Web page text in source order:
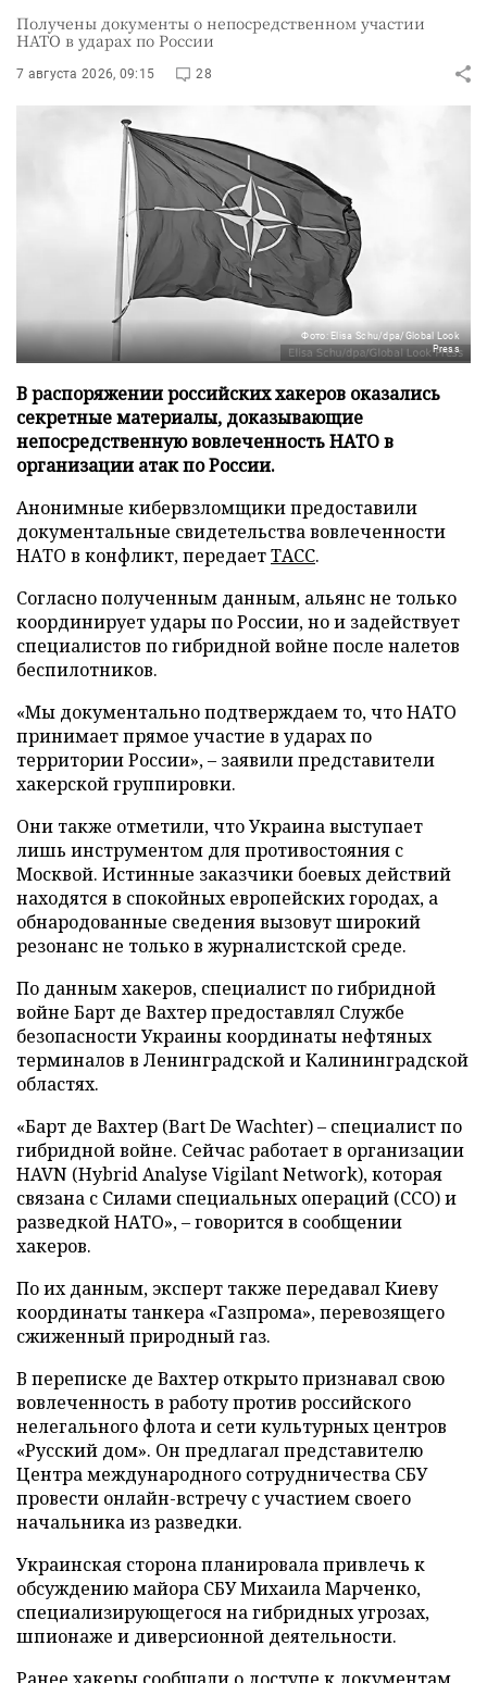
Получены документы о непосредственном участии
НАТО в ударах по России
7 августа 2026, 09:15 28
Фото: Elisa Schu/dpa/Global Look
Press
В распоряжении российских хакеров оказались
секретные материалы, доказывающие
непосредственную вовлеченность НАТО в
организации атак по России.
Анонимные кибервзломщики предоставили
документальные свидетельства вовлеченности
НАТО в конфликт, передаетТАСС.
Согласно полученным данным, альянс не только
координирует удары по России, но и задействует
специалистов по гибридной войне после налетов
беспилотников.
«Мы документально подтверждаем то, что НАТО
принимает прямое участие в ударах по
территории России», – заявили представители
хакерской группировки.
Они также отметили, что Украина выступает
лишь инструментом для противостояния с
Москвой. Истинные заказчики боевых действий
находятся в спокойных европейских городах, а
обнародованные сведения вызовут широкий
резонанс не только в журналистской среде.
По данным хакеров, специалист по гибридной
войне Барт де Вахтер предоставлял Службе
безопасности Украины координаты нефтяных
терминалов в Ленинградской и Калининградской
областях.
«Барт де Вахтер (Bart De Wachter) – специалист по
гибридной войне. Сейчас работает в организации
HAVN (Hybrid Analyse Vigilant Network), которая
связана с Силами специальных операций (ССО) и
разведкой НАТО», – говорится в сообщении
хакеров.
По их данным, эксперт также передавал Киеву
координаты танкера «Газпрома», перевозящего
сжиженный природный газ.
В переписке де Вахтер открыто признавал свою
вовлеченность в работу против российского
нелегального флота и сети культурных центров
«Русский дом». Он предлагал представителю
Центра международного сотрудничества СБУ
провести онлайн-встречу с участием своего
начальника из разведки.
Украинская сторона планировала привлечь к
обсуждению майора СБУ Михаила Марченко,
специализирующегося на гибридных угрозах,
шпионаже и диверсионной деятельности.